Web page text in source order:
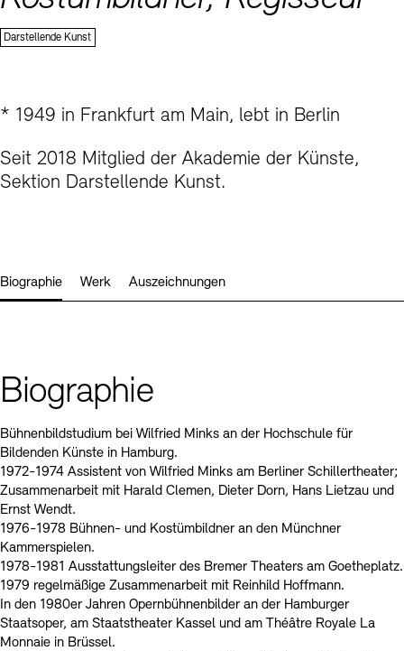
Kontakte Archivdatenbank OPAC
Digitale Sammlungen
Sektion
Darstellende Kunst
* 1949 in Frankfurt am Main, lebt in Berlin
Seit 2018 Mitglied der Akademie der Künste,
Sektion Darstellende Kunst.
Biographie Werk Auszeichnungen
Biographie
Bühnenbildstudium bei Wilfried Minks an der Hochschule für
Bildenden Künste in Hamburg.
1972-1974 Assistent von Wilfried Minks am Berliner Schillertheater;
Zusammenarbeit mit Harald Clemen, Dieter Dorn, Hans Lietzau und
Ernst Wendt.
1976-1978 Bühnen- und Kostümbildner an den Münchner
Kammerspielen.
1978-1981 Ausstattungsleiter des Bremer Theaters am Goetheplatz.
1979 regelmäßige Zusammenarbeit mit Reinhild Hoffmann.
In den 1980er Jahren Opernbühnenbilder an der Hamburger
Staatsoper, am Staatstheater Kassel und am Théâtre Royale La
Monnaie in Brüssel.